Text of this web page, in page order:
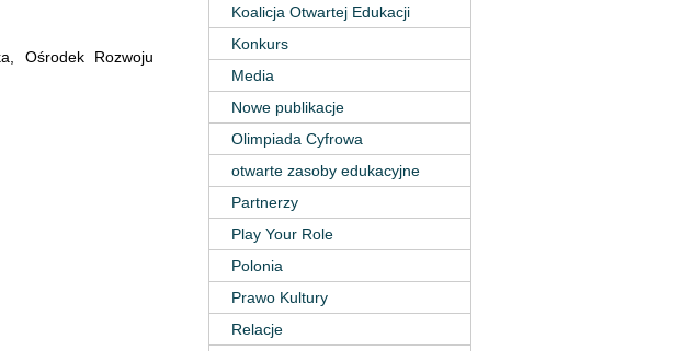
Ośrodek Rozwoju
Koalicja Otwartej Edukacji
Konkurs
Media
Nowe publikacje
Olimpiada Cyfrowa
otwarte zasoby edukacyjne
Partnerzy
Play Your Role
Polonia
Prawo Kultury
Relacje